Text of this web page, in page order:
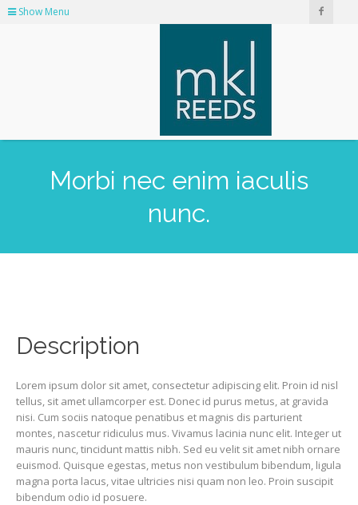
Show Menu
Morbi nec enim iaculis
nunc.
Description
Lorem ipsum dolor sit amet, consectetur adipiscing elit. Proin id nisl
tellus, sit amet ullamcorper est. Donec id purus metus, at gravida
nisi. Cum sociis natoque penatibus et magnis dis parturient
montes, nascetur ridiculus mus. Vivamus lacinia nunc elit. Integer ut
mauris nunc, tincidunt mattis nibh. Sed eu velit sit amet nibh ornare
euismod. Quisque egestas, metus non vestibulum bibendum, ligula
magna porta lacus, vitae ultricies nisi quam non leo. Proin suscipit
bibendum odio id posuere.